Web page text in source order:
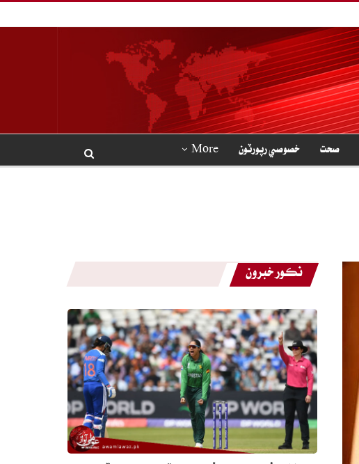
صحت خصوصي رپورٽون More
نڪور خبرون